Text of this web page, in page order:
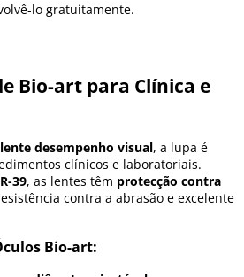
lo gratuitamente.
Bio-art para Clínica e
desempenho visual, a lupa é
clínicos e laboratoriais.
39, as lentes têm protecção contra
contra a abrasão e excelente
Bio-art: